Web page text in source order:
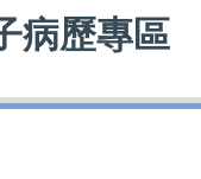
病歷專區